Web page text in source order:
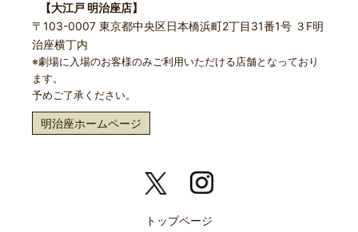
【大江戸 明治座店】
〒103-0007 東京都中央区日本橋浜町2丁目31番1号 ３F明
治座横丁内
※劇場に入場のお客様のみご利用いただける店舗となっており
ます。
予めご了承ください。
明治座ホームページ
トップページ